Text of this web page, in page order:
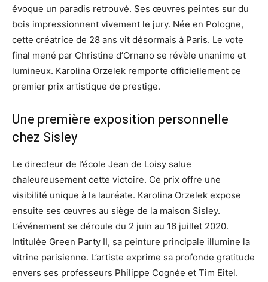
évoque un paradis retrouvé. Ses œuvres peintes sur du
bois impressionnent vivement le jury. Née en Pologne,
cette créatrice de 28 ans vit désormais à Paris. Le vote
final mené par Christine d’Ornano se révèle unanime et
lumineux. Karolina Orzelek remporte officiellement ce
premier prix artistique de prestige.
Une première exposition personnelle
chez Sisley
Le directeur de l’école Jean de Loisy salue
chaleureusement cette victoire. Ce prix offre une
visibilité unique à la lauréate. Karolina Orzelek expose
ensuite ses œuvres au siège de la maison Sisley.
L’événement se déroule du 2 juin au 16 juillet 2020.
Intitulée Green Party II, sa peinture principale illumine la
vitrine parisienne. L’artiste exprime sa profonde gratitude
envers ses professeurs Philippe Cognée et Tim Eitel.